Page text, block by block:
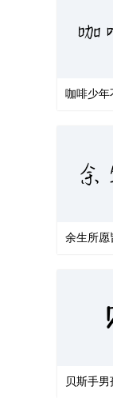
咖
咖啡少年
余生所愿
贝斯手男